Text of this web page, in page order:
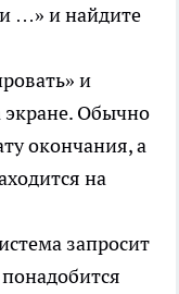
…» и найдите
и
экране. Обычно
окончания, а
на
запросит